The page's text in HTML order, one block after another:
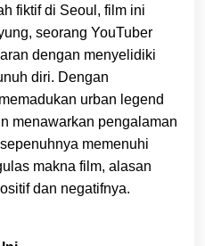
fiktif di Seoul, film ini
seorang YouTuber
dengan menyelidiki
diri. Dengan
urban legend
menawarkan pengalaman
memenuhi
makna film, alasan
dan negatifnya.